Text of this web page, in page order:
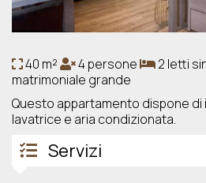
40 m² 4 persone
2 letti
matrimoniale grande
Questo appartamento dispone
lavatrice e aria condizionata.
Servizi